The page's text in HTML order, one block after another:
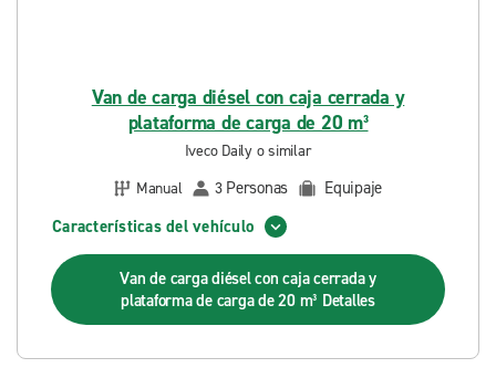
Van de carga diésel con caja cerrada y
plataforma de carga de 20 m³
Iveco Daily o similar
Manual
3 Personas
Equipaje
Características del vehículo
Van de carga diésel con caja cerrada y
plataforma de carga de 20 m³ Detalles